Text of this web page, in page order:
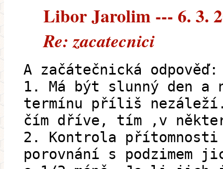
Libor Jarolim --- 6. 3.
Re: zacatecnici
A začátečnická odpověď:
1. Má být slunný den a
termínu příliš
čím dříve, tím ,v
2. Kontrola
porovnání s podzimem